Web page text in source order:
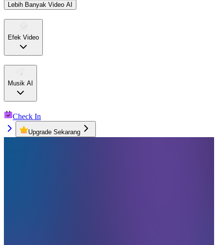
Lebih Banyak Video AI
Efek Video
Musik AI
Check In
Upgrade Sekarang